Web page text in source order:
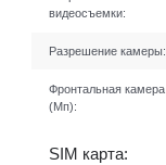
видеосъемки:
Разрешение камеры:
Фронтальная камера
(Мп):
SIM карта: